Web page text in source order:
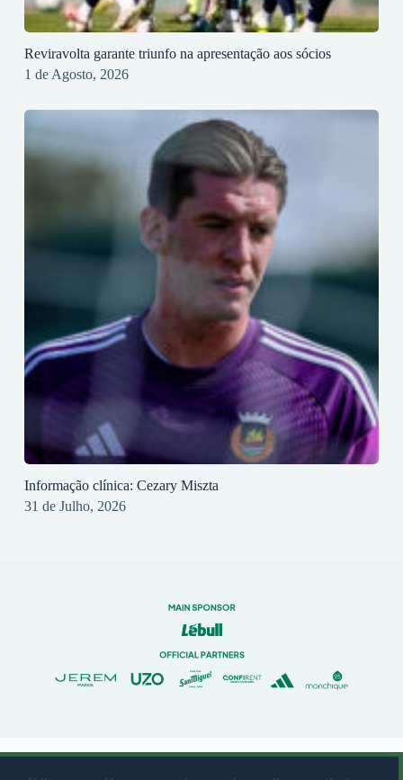
Reviravolta garante triunfo na apresentação aos sócios
1 de Agosto, 2026
Informação clínica: Cezary Miszta
31 de Julho, 2026